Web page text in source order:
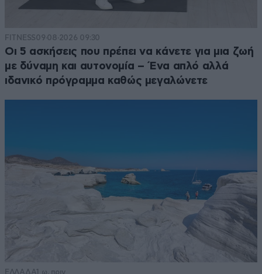
FITNESS09·08·2026 09:30
Οι 5 ασκήσεις που πρέπει να κάνετε για μια ζωή
με δύναμη και αυτονομία – Ένα απλό αλλά
ιδανικό πρόγραμμα καθώς μεγαλώνετε
ΕΛΛΑΔΑ1 ω. πριν